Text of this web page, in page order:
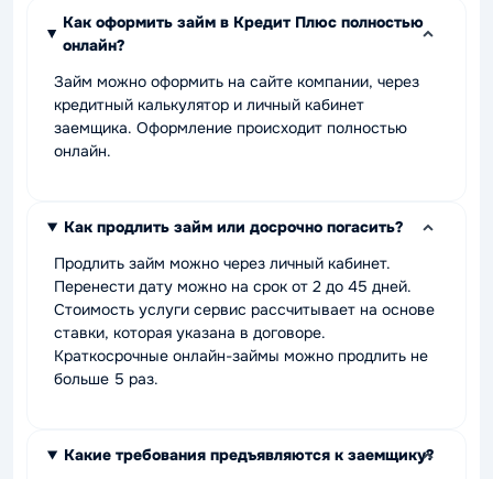
Как оформить займ в Кредит Плюс полностью
онлайн?
Займ можно оформить на сайте компании, через
кредитный калькулятор и личный кабинет
заемщика. Оформление происходит полностью
онлайн.
Как продлить займ или досрочно погасить?
Продлить займ можно через личный кабинет.
Перенести дату можно на срок от 2 до 45 дней.
Стоимость услуги сервис рассчитывает на основе
ставки, которая указана в договоре.
Краткосрочные онлайн-займы можно продлить не
больше 5 раз.
Какие требования предъявляются к заемщику?